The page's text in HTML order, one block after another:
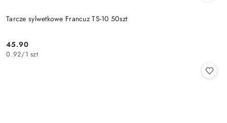
Tarcze sylwetkowe Francuz TS-10 50szt
Cena:
45.90
0.92/1 szt